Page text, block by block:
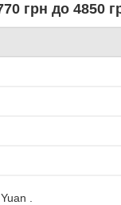
грн до 4850
.